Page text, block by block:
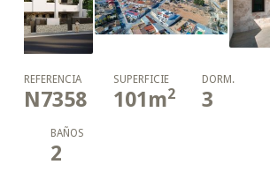
REFERENCIA
N7358
SUPERFICIE
101m2
DORM.
3
BAÑOS
2